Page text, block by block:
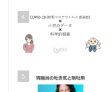
4
5